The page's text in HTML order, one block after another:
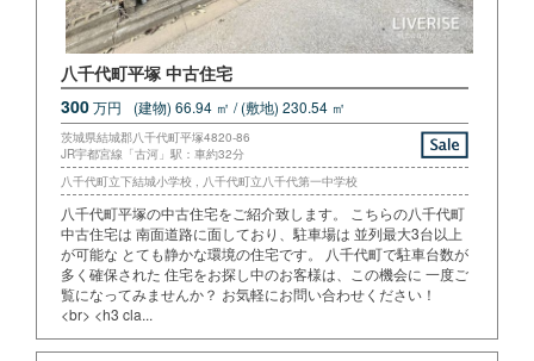
八千代町平塚 中古住宅
300万円 (建物) 66.94 ㎡ / (敷地) 230.54 ㎡
茨城県結城郡八千代町平塚4820-86
JR宇都宮線「古河」駅：車約32分
八千代町立下結城小学校 , 八千代町立八千代第一中学校
八千代町平塚の中古住宅をご紹介致します。 こちらの八千代町
中古住宅は 南面道路に面しており、駐車場は 並列最大3台以上
が可能な とても静かな環境の住宅です。 八千代町で駐車台数が
多く確保された 住宅をお探し中のお客様は、この機会に 一度ご
覧になってみませんか？ お気軽にお問い合わせください！
<br> <h3 cla...